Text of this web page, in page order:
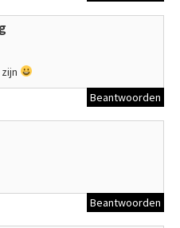
Beantwoorden
Beantwoorden